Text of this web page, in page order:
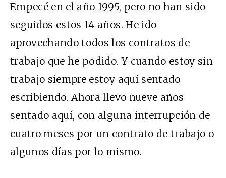
Empecé en el año 1995, pero no han sido
seguidos estos 14 años. He ido
aprovechando todos los contratos de
trabajo que he podido. Y cuando estoy sin
trabajo siempre estoy aquí sentado
escribiendo. Ahora llevo nueve años
sentado aquí, con alguna interrupción de
cuatro meses por un contrato de trabajo o
algunos días por lo mismo.